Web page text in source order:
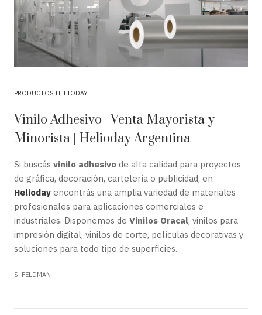
PRODUCTOS HELIODAY
Vinilo Adhesivo | Venta Mayorista y
Minorista | Helioday Argentina
Si buscás vinilo adhesivo de alta calidad para proyectos
de gráfica, decoración, cartelería o publicidad, en
Helioday encontrás una amplia variedad de materiales
profesionales para aplicaciones comerciales e
industriales. Disponemos de Vinilos Oracal, vinilos para
impresión digital, vinilos de corte, películas decorativas y
soluciones para todo tipo de superficies.
S. FELDMAN